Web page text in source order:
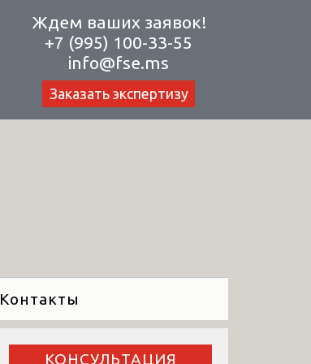
Ждем ваших заявок!
+7 (995) 100-33-55
info@fse.ms
Заказать экспертизу
Контакты
КОНСУЛЬТАЦИЯ